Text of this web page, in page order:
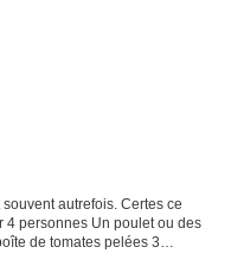
autrefois. Certes ce
4 personnes Un poulet ou des
de tomates pelées 3